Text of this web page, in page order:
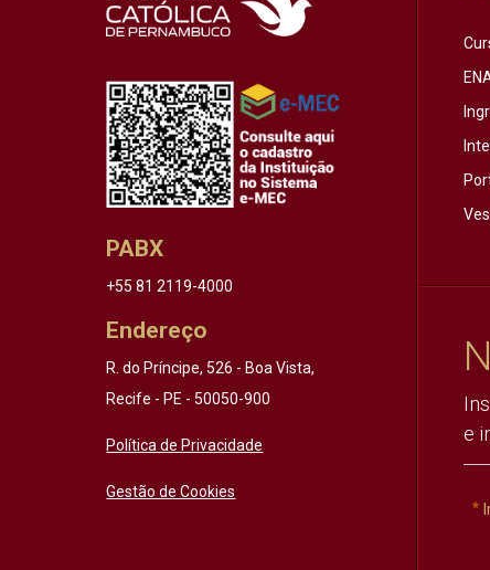
PABX
+55 81 2119-4000
Endereço
R. do Príncipe, 526 - Boa Vista,
Recife - PE - 50050-900
Política de Privacidade
Gestão de Cookies
e